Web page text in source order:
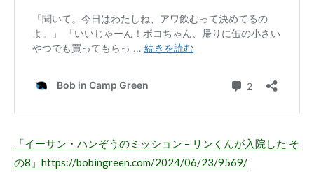
「イーサン・ハンぞうのミッション – リンくんが入院した そ
の8」 https://bobingreen.com/2024/06/23/9569/